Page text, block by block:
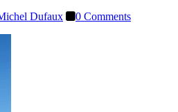
Dufaux 0 Comments